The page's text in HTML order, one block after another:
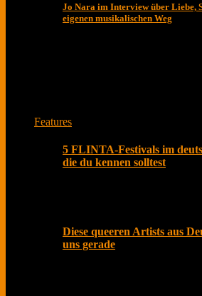
Jo Nara im Interview über Liebe,
eigenen musikalischen Weg
Features
5 FLINTA-Festivals im
die du kennen solltest
Diese queeren Artists aus
uns gerade